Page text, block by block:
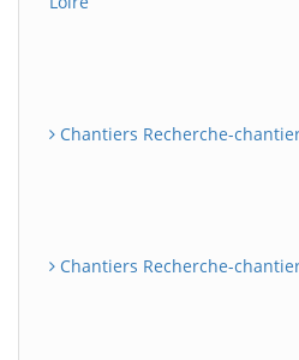
Chantiers Recherche-
Chantiers Recherche-